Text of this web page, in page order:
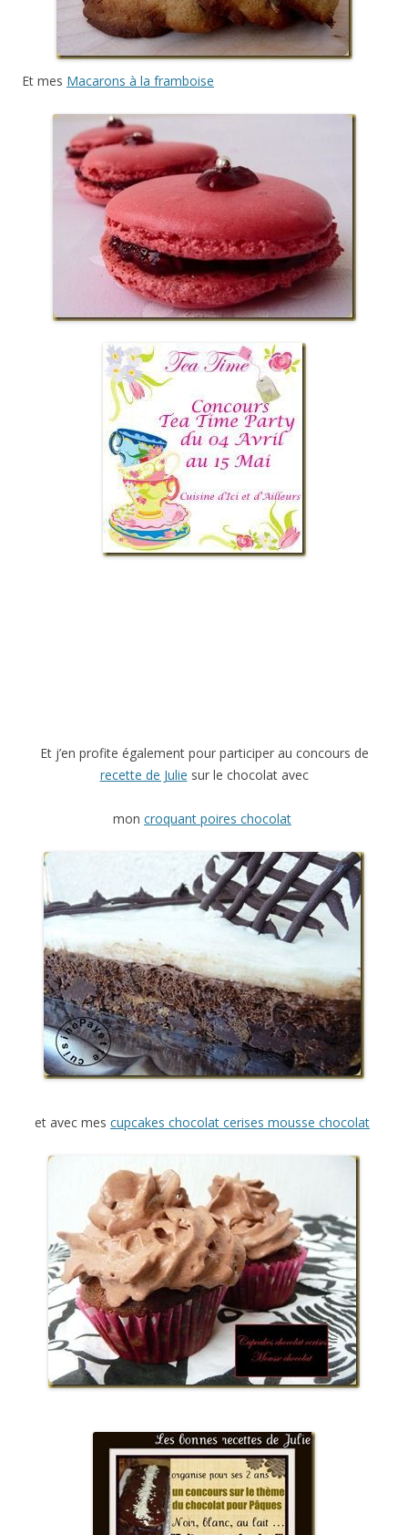
Et mes Macarons à la framboise
Et j’en profite également pour participer au concours de
recette de Julie sur le chocolat avec
mon croquant poires chocolat
et avec mes cupcakes chocolat cerises mousse chocolat